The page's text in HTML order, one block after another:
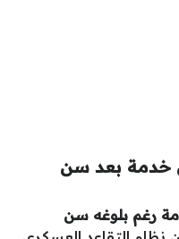
خدمة بعد سن
رغم بلوغه سن